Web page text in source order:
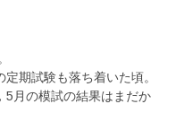
期試験も落ち着いた頃。
5月の模試の結果はまだか